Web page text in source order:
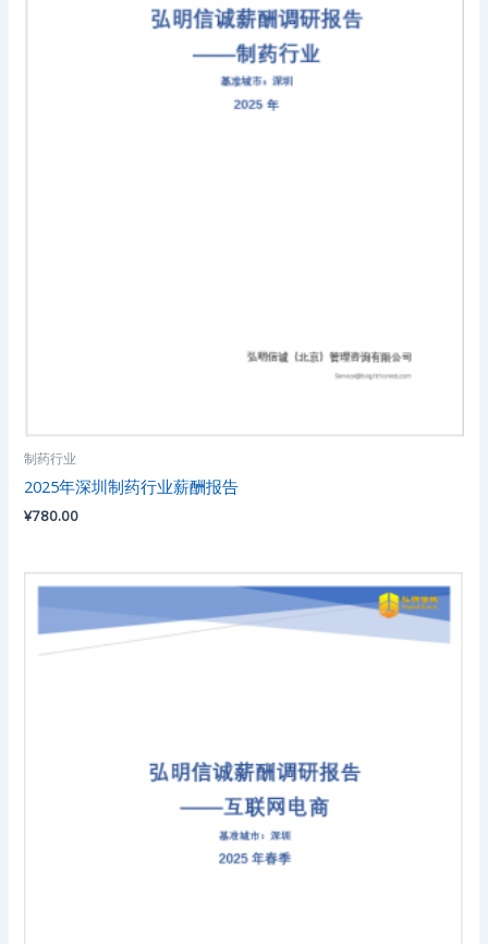
制药行业
2025年深圳制药行业薪酬报告
¥780.00